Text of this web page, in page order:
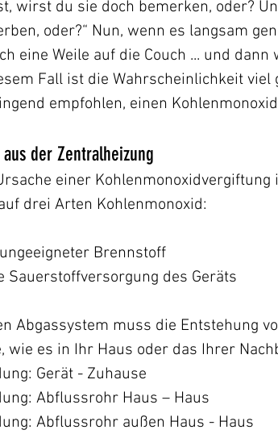
wirst du sie doch bemerken, oder?
oder?“ Nun, wenn es langsam
eine Weile auf die Couch ... und
Fall ist die Wahrscheinlichkeit
empfohlen, einen
der Zentralheizung
einer
drei Arten Kohlenmonoxid:
Brennstoff
Sauerstoffversorgung des Geräts
Abgassystem muss die Entstehung
wie es in Ihr Haus oder das Ihrer
Gerät - Zuhause
Abflussrohr Haus – Haus
Abflussrohr außen Haus - Haus